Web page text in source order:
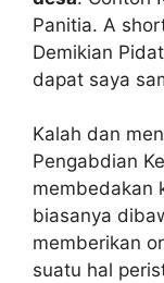
Panitia. A
Demikian
dapat saya
Kalah dan
Pengabdian
membedakan
biasanya
memberikan
suatu hal